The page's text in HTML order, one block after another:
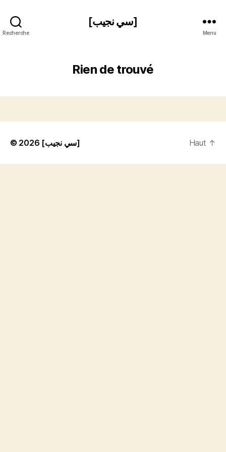
Recherche
[سي نجيب]
Menu
Rien de trouvé
© 2026 [سي نجيب] Haut ↑